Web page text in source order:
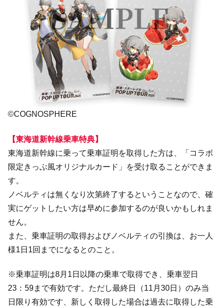
©COGNOSPHERE
【東海道新幹線乗車特典】
東海道新幹線に乗って乗車証明を取得した方は、「コラボ
限定きっぷ風オリジナルカード」を受け取ることができま
す。
ノベルティは無くなり次第終了するということなので、確
実にゲットしたい方は早めに参加するのが良いかもしれま
せん。
また、乗車証明の取得およびノベルティの引換は、お一人
様1日1回までになるとのこと。
※乗車証明は8月1日以降の乗車で取得でき、乗車翌日
23：59まで有効です。ただし最終日（11月30日）のみ当
日限り有効です、新しく取得した場合は過去に取得した乗